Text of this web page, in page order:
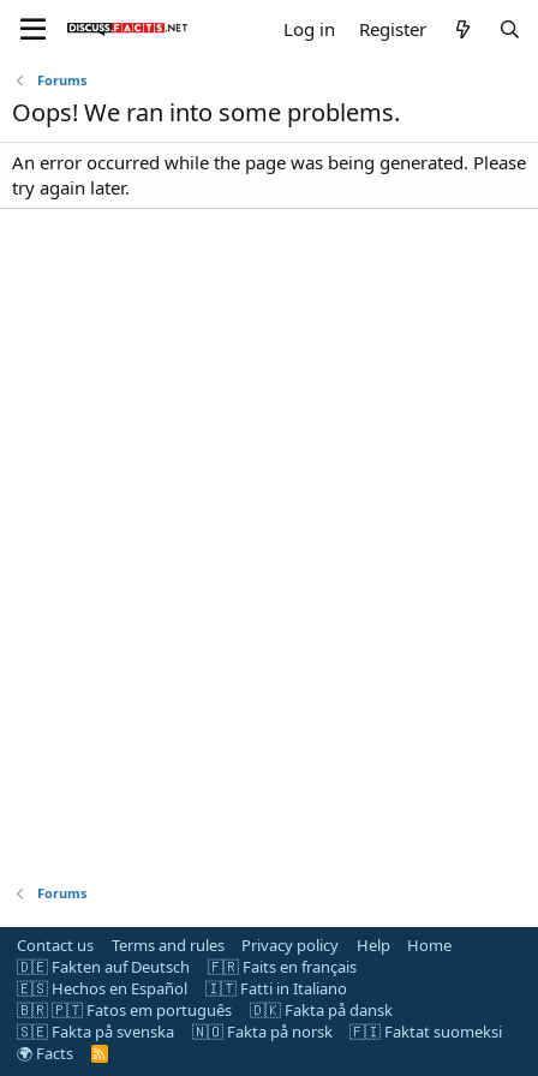
Log in Register
Forums
Oops! We ran into some problems.
An error occurred while the page was being generated. Please
try again later.
Forums
Contact us Terms and rules Privacy policy Help
Home
🇩🇪 Fakten auf Deutsch
🇫🇷 Faits en français
🇪🇸 Hechos en Español
🇮🇹 Fatti in Italiano
🇧🇷 🇵🇹 Fatos em português
🇩🇰 Fakta på dansk
🇸🇪 Fakta på svenska
🇳🇴 Fakta på norsk
🇫🇮 Faktat suomeksi
🌍 Facts
R